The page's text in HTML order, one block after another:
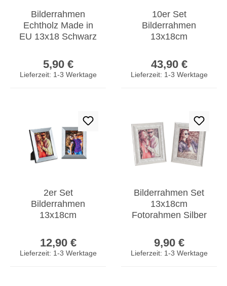
Bilderrahmen
Echtholz Made in
EU 13x18 Schwarz
Fotorahmen
Kiefernholz
5,90 €
Lieferzeit: 1-3 Werktage
10er Set
Bilderrahmen
13x18cm
Antik
Portraitrahmen
43,90 €
Lieferzeit: 1-3 Werktage
2er Set
Bilderrahmen
13x18cm
Fotorahmen
Einzelrahmen
12,90 €
Lieferzeit: 1-3 Werktage
Bilderrahmen Set
13x18cm
Fotorahmen Silber
Portraitrahmen
Glas
9,90 €
Lieferzeit: 1-3 Werktage